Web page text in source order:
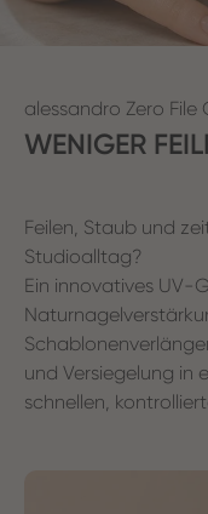
alessandro Zero File
WENIGER
Feilen, Staub und
Studioalltag?
Ein innovatives UV-
und Versiegelung in
schnellen,